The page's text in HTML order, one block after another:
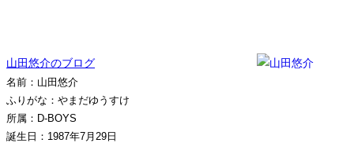
山田悠介のブログ
名前：山田悠介
ふりがな：やまだゆうすけ
所属：D-BOYS
誕生日：1987年7月29日